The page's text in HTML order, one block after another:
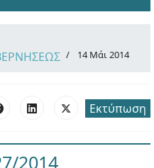
14 Μάι 2014
Εκτύπωση
2014